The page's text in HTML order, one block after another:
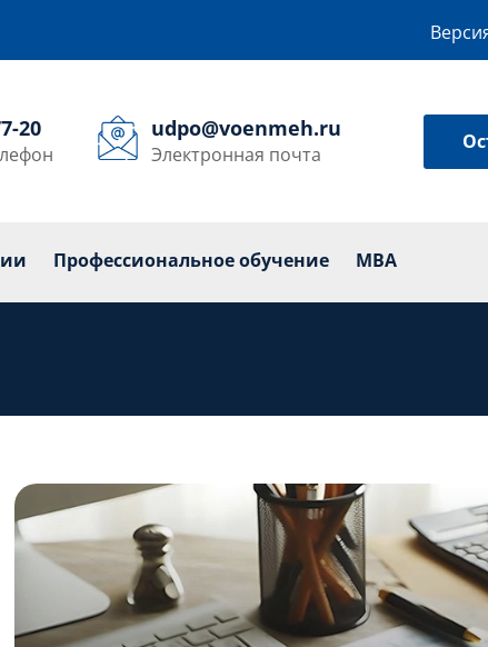
20 udpo@voenmeh.ru
Электронная почта
Профессиональное обучение MBA
Повышение квалификации